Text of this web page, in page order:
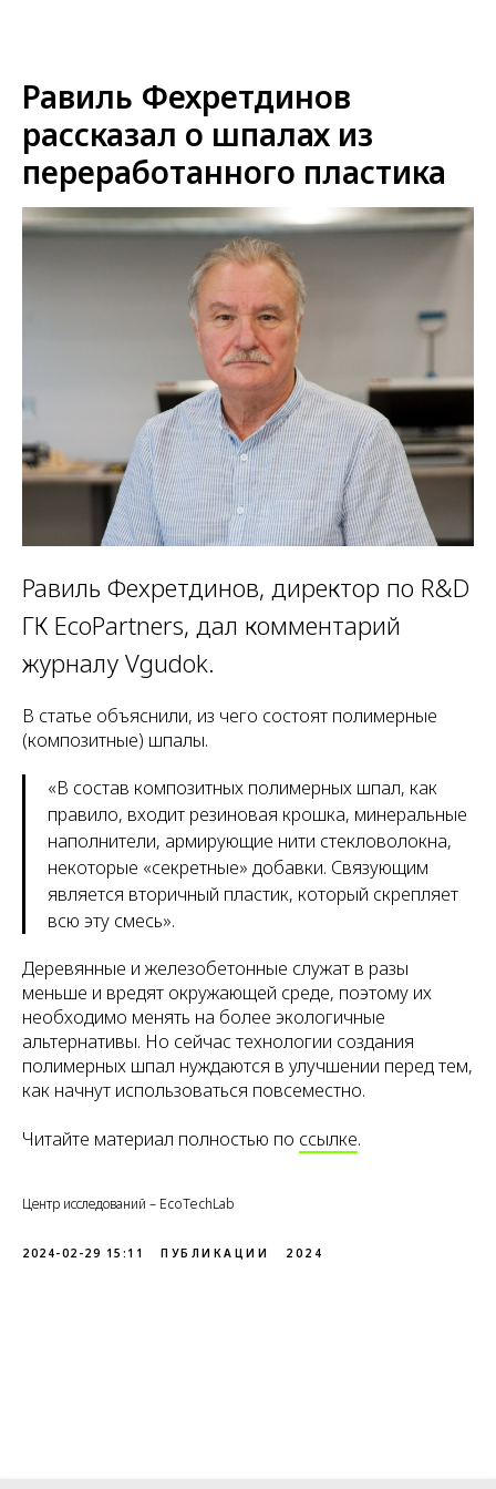
Равиль Фехретдинов
рассказал о шпалах из
переработанного пластика
Равиль Фехретдинов, директор по R&D
ГК EcoPartners, дал комментарий
журналу Vgudok.
В статье объяснили, из чего состоят полимерные
(композитные) шпалы.
«В состав композитных полимерных шпал, как
правило, входит резиновая крошка, минеральные
наполнители, армирующие нити стекловолокна,
некоторые «секретные» добавки. Связующим
является вторичный пластик, который скрепляет
всю эту смесь».
Деревянные и железобетонные служат в разы
меньше и вредят окружающей среде, поэтому их
необходимо менять на более экологичные
альтернативы. Но сейчас технологии создания
полимерных шпал нуждаются в улучшении перед тем,
как начнут использоваться повсеместно.
Читайте материал полностью по ссылке.
Центр исследований – EcoTechLab
2024-02-29 15:11 ПУБЛИКАЦИИ 2024